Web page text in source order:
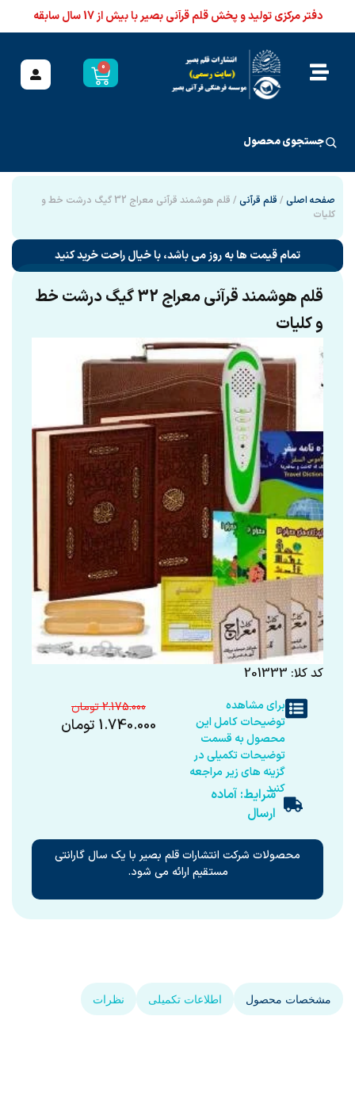
دفتر مرکزی تولید و پخش قلم قرآنی بصیر با بیش از 17 سال سابقه
0
جستجوی محصول
صفحه اصلی / قلم قرآنی
/ قلم هوشمند قرآنی معراج 32 گیگ درشت خط و
کلیات
تمام قیمت ها به روز می باشد، با خیال راحت خرید کنید
قلم هوشمند قرآنی معراج 32 گیگ درشت خط
و کلیات
کد کلا: 201333
برای مشاهده
توضیحات کامل این
محصول به قسمت
توضیحات تکمیلی در
گزینه های زیر مراجعه
کنیدشرایط: آماده
ارسال
2.175.000
1.740.000 تومان
محصولات شرکت انتشارات قلم بصیر با یک سال گارانتی
مستقیم ارائه می شود.
مشخصات محصول اطلاعات تکمیلی نظرات